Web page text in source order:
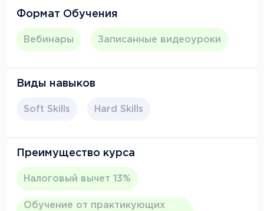
Формат Обучения
Вебинары Записанные видеоуроки
Виды навыков
Soft Skills Hard Skills
Преимущество курса
Налоговый вычет 13%
Обучение от практикующих